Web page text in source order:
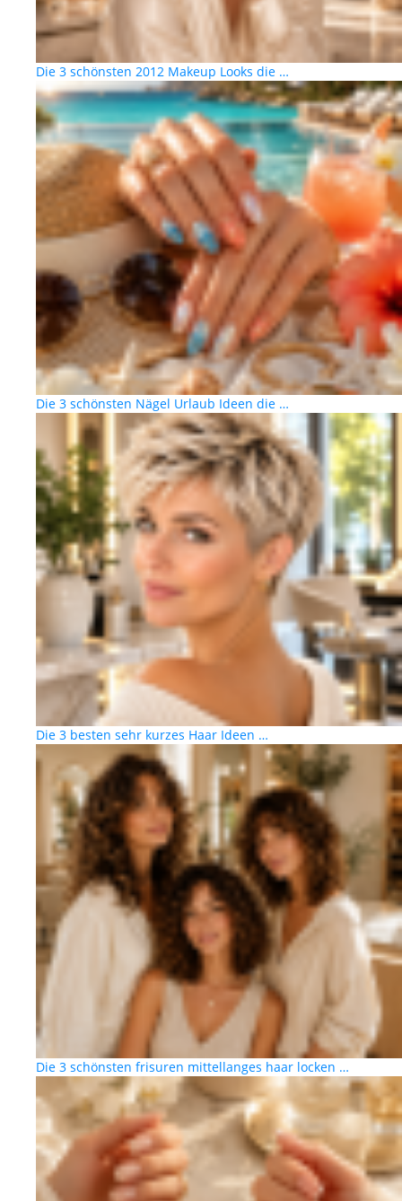
Die 3 schönsten 2012 Makeup Looks die …
Die 3 schönsten Nägel Urlaub Ideen die …
Die 3 besten sehr kurzes Haar Ideen …
Die 3 schönsten frisuren mittellanges haar locken …